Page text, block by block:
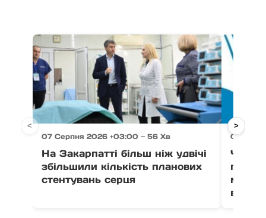
07 Серпня 2026 +03:00 — 56 Хв
На Закарпатті більш ніж удвічі
збільшили кількість планових
стентувань серця
07
Через
води
< >